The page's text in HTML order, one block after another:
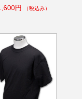
円
（税込み）